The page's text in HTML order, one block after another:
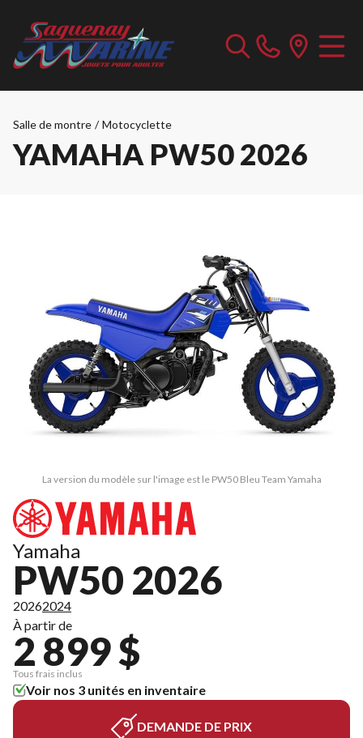
Salle de montre / Motocyclette
YAMAHA PW50 2026
La version du modèle sur l'image est le PW50 Bleu Team Yamaha
Yamaha
PW50 2026
20262024
À partir de
2 899 $
Tous frais inclus
Voir nos 3 unités en inventaire
DEMANDE DE PRIX